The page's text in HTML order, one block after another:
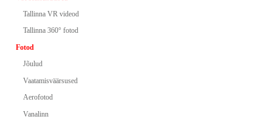
Tallinna VR videod
Tallinna 360° fotod
Fotod
Jõulud
Vaatamisväärsused
Aerofotod
Vanalinn